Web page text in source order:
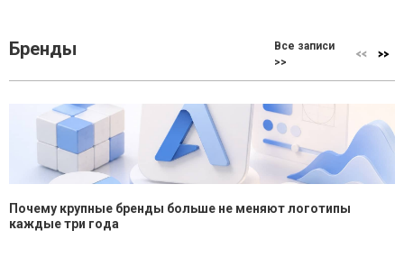
Бренды
Все записи
>>
Почему крупные бренды больше не меняют логотипы
каждые три года